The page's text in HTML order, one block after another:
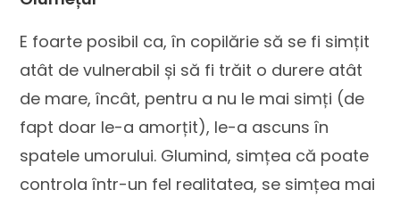
E foarte posibil ca, în copilărie să se fi simțit
atât de vulnerabil și să fi trăit o durere atât
de mare, încât, pentru a nu le mai simți (de
fapt doar le-a amorțit), le-a ascuns în
spatele umorului. Glumind, simțea că poate
controla într-un fel realitatea, se simțea mai